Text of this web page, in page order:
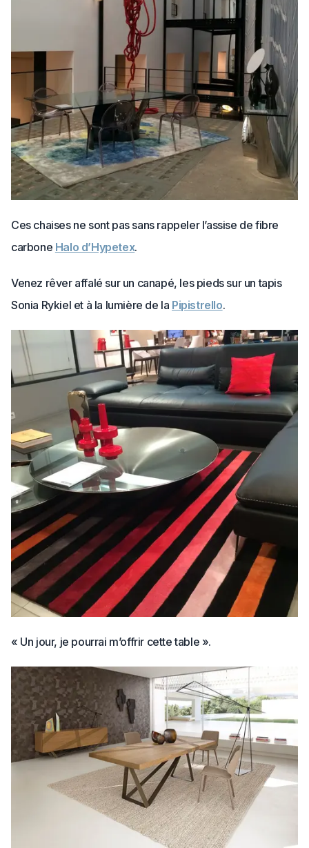
Ces chaises ne sont pas sans rappeler l’assise de fibre
carbone Halo d’Hypetex.
Venez rêver affalé sur un canapé, les pieds sur un tapis
Sonia Rykiel et à la lumière de la Pipistrello.
« Un jour, je pourrai m’offrir cette table ».